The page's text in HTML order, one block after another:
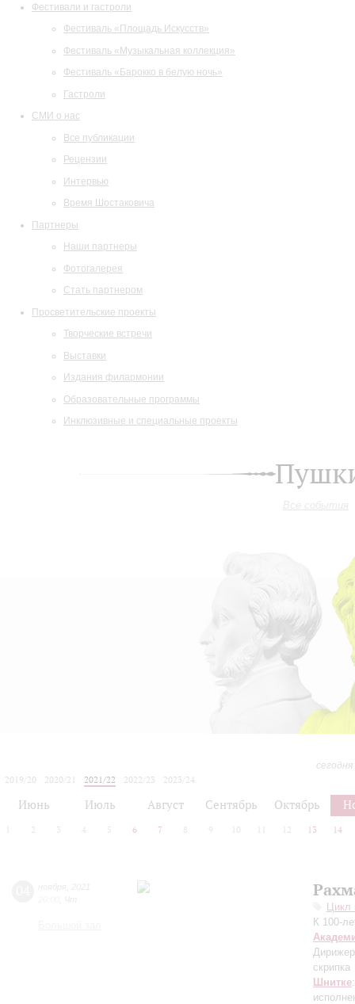
Фестивали и гастроли
Фестиваль «Площадь Искусств»
Фестиваль «Музыкальная коллекция»
Фестиваль «Барокко в белую ночь»
Гастроли
СМИ о нас
Все публикации
Рецензии
Интервью
Время Шостаковича
Партнеры
Наши партнеры
Фотогалерея
Стать партнером
Просветительские проекты
Творческие встречи
Выставки
Издания филармонии
Образовательные программы
Инклюзивные и специальные проекты
Все события
2019/20
2020/21 2021/22 2022/23
2023/24
Июнь Июль Август Сентябрь Октябрь
2 3 4 5 6 7 8 9 10 12 13 14
Цикл
К 100-
скрипка
Шнитке